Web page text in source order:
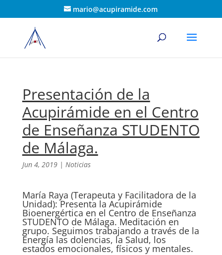
mario@acupiramide.com
Presentación de la
Acupirámide en el Centro
de Enseñanza STUDENTO
de Málaga.
Jun 4, 2019| Noticias
María Raya (Terapeuta y Facilitadora de la
Unidad): Presenta la Acupirámide
Bioenergértica en el Centro de Enseñanza
STUDENTO de Málaga. Meditación en
grupo. Seguimos trabajando a través de la
Energía las dolencias, la Salud, los
estados emocionales, físicos y mentales.